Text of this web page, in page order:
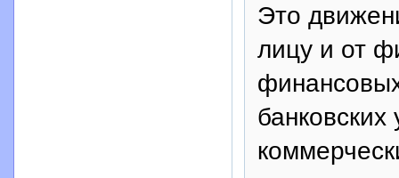
Это
лицу и от
банковских